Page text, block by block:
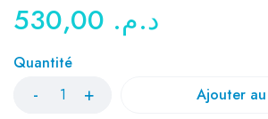
د.م.
Quantité
Ajouter